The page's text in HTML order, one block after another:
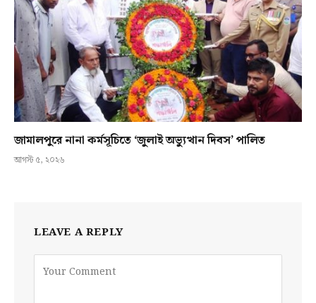
জামালপুরে নানা কর্মসূচিতে ‘জুলাই অভ্যুত্থান দিবস’ পালিত
আগস্ট ৫, ২০২৬
LEAVE A REPLY